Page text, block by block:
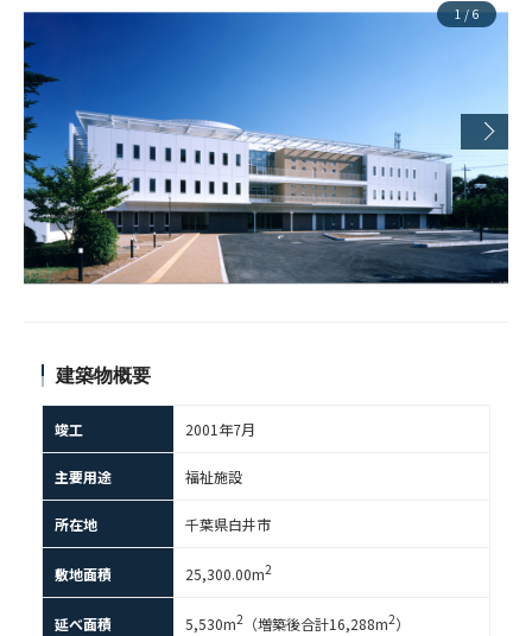
1/6
建築物概要
竣工 2001年7月
主要用途 福祉施設
所在地 千葉県白井市
敷地面積 25,300.00m2
延べ面積 5,530m2 （増築後合計16,288m2）